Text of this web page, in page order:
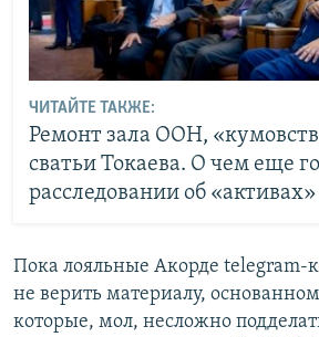
ЧИТАЙТЕ ТАКЖЕ:
Ремонт зала ООН,
сватьи Токаева. О чем еще
расследовании об
Пока лояльные Акорде telegram-
не верить материалу,
которые, мол, несложно